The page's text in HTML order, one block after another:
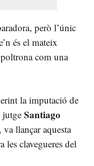
però l’únic
és el mateix
com una
la imputació de
jutgeSantiago
llançar aquesta
les clavegueres del